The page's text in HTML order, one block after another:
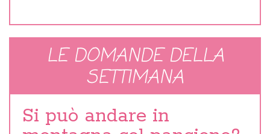
LE DOMANDE DELLA
SETTIMANA
Si può andare in